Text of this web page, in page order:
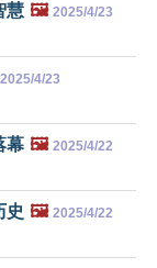
慧 🖼️ 2025/4/23
2025/4/23
幕 🖼️ 2025/4/22
史 🖼️ 2025/4/22